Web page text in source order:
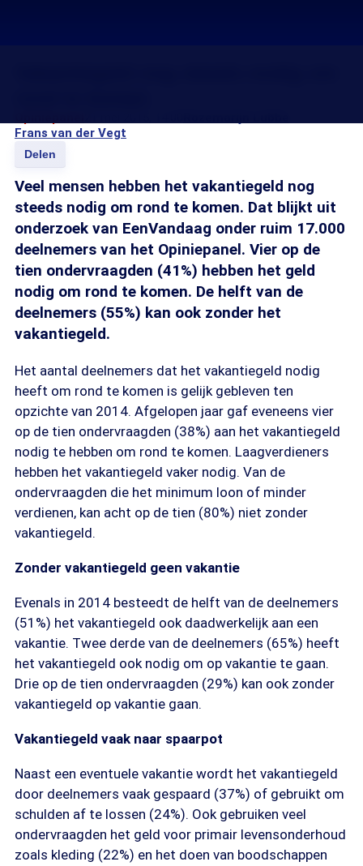
Frans van der Vegt
Delen
Veel mensen hebben het vakantiegeld nog
steeds nodig om rond te komen. Dat blijkt uit
onderzoek van EenVandaag onder ruim 17.000
deelnemers van het Opiniepanel. Vier op de
tien ondervraagden (41%) hebben het geld
nodig om rond te komen. De helft van de
deelnemers (55%) kan ook zonder het
vakantiegeld.
Het aantal deelnemers dat het vakantiegeld nodig
heeft om rond te komen is gelijk gebleven ten
opzichte van 2014. Afgelopen jaar gaf eveneens vier
op de tien ondervraagden (38%) aan het vakantiegeld
nodig te hebben om rond te komen. Laagverdieners
hebben het vakantiegeld vaker nodig. Van de
ondervraagden die het minimum loon of minder
verdienen, kan acht op de tien (80%) niet zonder
vakantiegeld.
Zonder vakantiegeld geen vakantie
Evenals in 2014 besteedt de helft van de deelnemers
(51%) het vakantiegeld ook daadwerkelijk aan een
vakantie. Twee derde van de deelnemers (65%) heeft
het vakantiegeld ook nodig om op vakantie te gaan.
Drie op de tien ondervraagden (29%) kan ook zonder
vakantiegeld op vakantie gaan.
Vakantiegeld vaak naar spaarpot
Naast een eventuele vakantie wordt het vakantiegeld
door deelnemers vaak gespaard (37%) of gebruikt om
schulden af te lossen (24%). Ook gebruiken veel
ondervraagden het geld voor primair levensonderhoud
zoals kleding (22%) en het doen van boodschappen